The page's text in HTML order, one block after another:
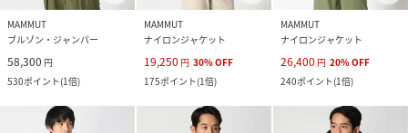
MAMMUT
ブルゾン・ジャンパー
58,300 円
530ポイント(1倍)
MAMMUT
ナイロンジャケット
19,250 円 30%OFF
175ポイント(1倍)
MAMMUT
ナイロンジャケット
26,400 円 20%OFF
240ポイント(1倍)